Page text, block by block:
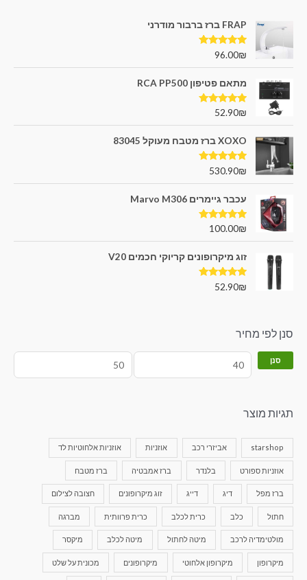
FRAP ברז ברבור מודרני
דורג5.00
96.00₪
מתאם פטיפון RCA PP500
דורג5.00
52.90₪
XOXO ברז מטבח מעוקל 83045
דורג5.00
530.90₪
עכבר גיימרים Marvo M306
דורג5.00
100.00₪
זוג מיקרופונים קריוקי חכמים V20
דורג5.00
52.90₪
סנן לפי מחיר
סנן
תגיות מוצר
starshop אביזרי רכב אוזניות אוזניות אלחוטיות לד
אוזניות ספורט בלנדר ברז אמבטיה ברז מטבח
ברז מפל דיג דייג זוג מיקרופונים חצובה לצילום
חתול כלב כרית לכלב כרית פרוותית מברגה
מולטימדיה לרכב מיטה לחתול מיטה לכלב מיקסר
מיקרופון מיקרופון אלחוטי מיקרופונים מכונית על שלט